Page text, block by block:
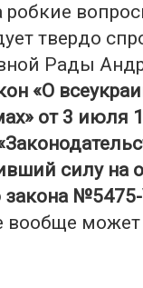
робкие
твердо
Рады
«О
от 3 июля
силу на
закона
вообще